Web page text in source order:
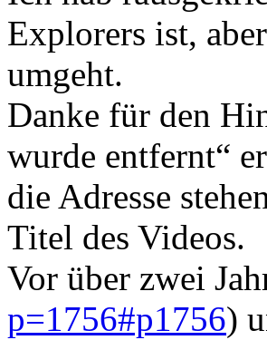
Explorers ist,
umgeht.
Danke für den
wurde entfernt“
die Adresse
Titel des Videos.
Vor über zwei
p=1756#p1756)